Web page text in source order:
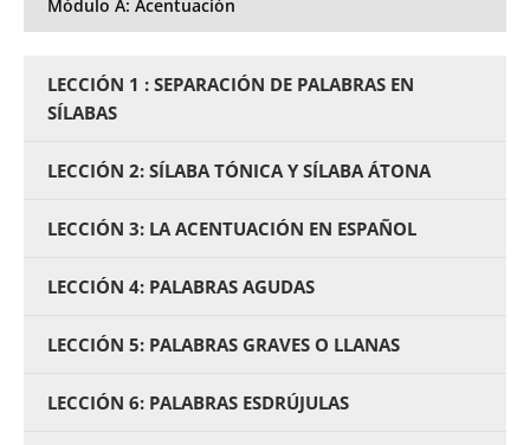
Módulo A: Acentuación
LECCIÓN 1 : SEPARACIÓN DE PALABRAS EN
SÍLABAS
LECCIÓN 2: SÍLABA TÓNICA Y SÍLABA ÁTONA
LECCIÓN 3: LA ACENTUACIÓN EN ESPAÑOL
LECCIÓN 4: PALABRAS AGUDAS
LECCIÓN 5: PALABRAS GRAVES O LLANAS
LECCIÓN 6: PALABRAS ESDRÚJULAS